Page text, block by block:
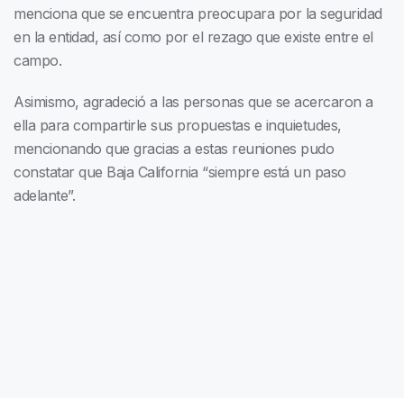
menciona que se encuentra preocupara por la seguridad
en la entidad, así como por el rezago que existe entre el
campo.
Asimismo, agradeció a las personas que se acercaron a
ella para compartirle sus propuestas e inquietudes,
mencionando que gracias a estas reuniones pudo
constatar que Baja California “siempre está un paso
adelante”.